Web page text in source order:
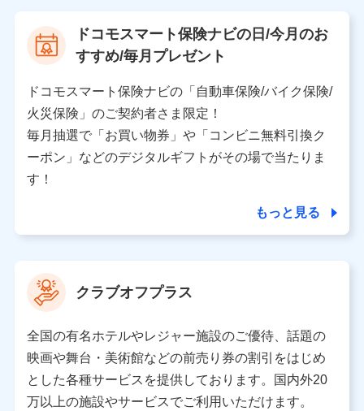
当社又は株式会社NTTドコモが提供する保険関連サービ
スにおけるユーザ登録受付および管理のため
を受けている保険会社・提携会社の保険その他に関する
情報を提供するため、また維持管理等の委託業務遂行の
ため、またそれらに付帯、関連する当社、株式会社NTT
ドコモおよび提携会社のサービスを案内、提供するため
（各サービスで取得したサービス利用履歴、ウェブサイ
トの閲覧履歴、購買履歴、ご契約内容等のパーソナルデ
ータを分析して、お客さまの趣味・嗜好・傾向に応じた
上記に係る案内・手続き・管理等付帯業務を行うため
【当該個人データの管理について責任を有する者の名称・住
所・代表者名】
当該個人データを取り扱う各共同利用者（詳細は次のとお
り）
東京都千代田区永田町2丁目11番1号 山王パークタワー
株式会社NTTドコモ 代表取締役社長 前田 義晃
ドコモスマート保険ナビの日/今月のお
すすめ/毎月プレゼント
ドコモスマート保険ナビの「自動車保険/バイク保険/
火災保険」のご契約者さま限定！
毎月抽選で「お買い物券」や「コンビニ無料引換ク
ーポン」などのデジタルギフトがその場で当たりま
す！
もっと見る
クラブオフプラス
全国の有名ホテルやレジャー施設のご優待、話題の
映画や舞台・美術館などの前売り券の割引をはじめ
とした各種サービスを提供しております。国内外20
万以上の施設やサービスでご利用いただけます。